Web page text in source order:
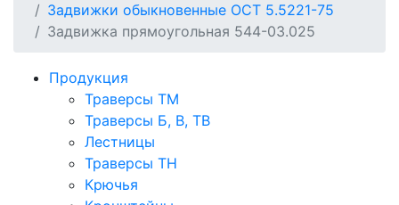
Задвижки обыкновенные ОСТ 5.5221-75
Задвижка прямоугольная 544-03.025
Продукция
Траверсы ТМ
Траверсы Б, В, ТВ
Лестницы
Траверсы ТН
Крючья